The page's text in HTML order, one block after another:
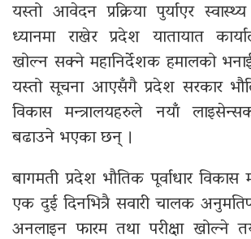
यस्तो आवेदन प्रक्रिया पुर्याएर
ध्यानमा राखेर प्रदेश यातायात
खोल्न सक्ने महानिर्देशक हमालको
यस्तो सूचना आएसँगै प्रदेश सरकार
विकास मन्त्रालयहरुले नयाँ
बढाउने भएका छन् ।
बागमती प्रदेश भौतिक पूर्वाधार
एक दुई दिनभित्रै सवारी चालक
अनलाइन फारम तथा परीक्षा खोल्ने